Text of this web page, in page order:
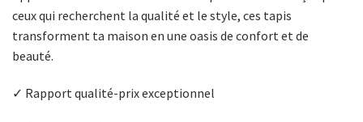
ceux qui recherchent la qualité et le style, ces tapis
transforment ta maison en une oasis de confort et de
beauté.
✓ Rapport qualité-prix exceptionnel